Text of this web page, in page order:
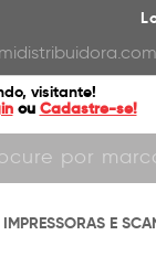
visitante!
ou Cadastre-se!
IMPRESSORAS E